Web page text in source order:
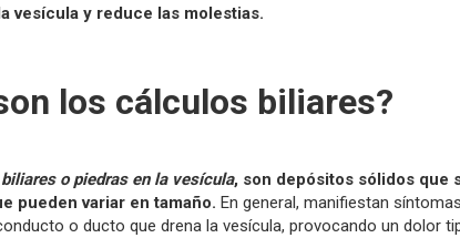
vesícula y reduce las molestias.
los cálculos biliares?
o piedras en la vesícula, son depósitos sólidos que
pueden variar en tamaño. En general, manifiestan
o ducto que drena la vesícula, provocando un dolor